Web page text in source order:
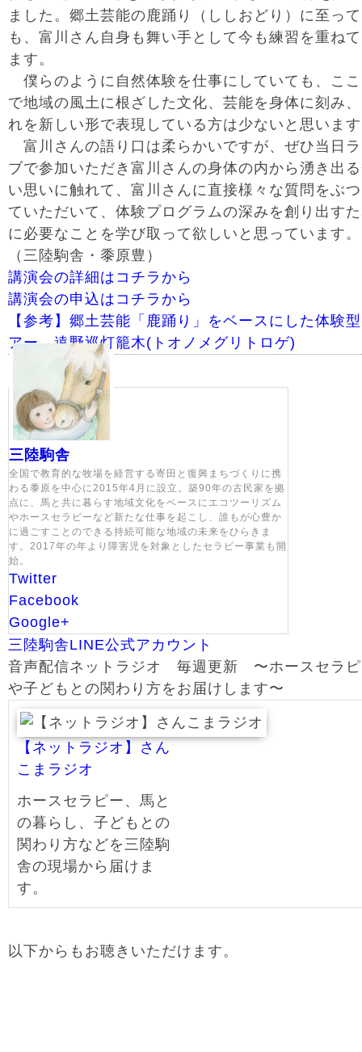
ました。郷土芸能の鹿踊り（ししおどり）に至って
も、富川さん自身も舞い手として今も練習を重ね
ます。
僕らのように自然体験を仕事にしていても、こ
で地域の風土に根ざした文化、芸能を身体に刻み
れを新しい形で表現している方は少ないと思いま
富川さんの語り口は柔らかいですが、ぜひ当日
ブで参加いただき富川さんの身体の内から湧き出
い思いに触れて、富川さんに直接様々な質問をぶ
ていただいて、体験プログラムの深みを創り出す
に必要なことを学び取って欲しいと思っています。
（三陸駒舎・黍原豊）
講演会の詳細はコチラから
講演会の申込はコチラから
【参考】郷土芸能「鹿踊り」をベースにした体験
アー 遠野巡灯籠木(トオノメグリトロゲ)
三陸駒舎
全国で教育的な牧場を経営する寄田と復興まちづくりに携
わる黍原を中心に2015年4月に設立。築90年の古民家を拠
点に、馬と共に暮らす地域文化をベースにエコツーリズム
やホースセラピーなど新たな仕事を起こし、誰もが心豊か
に過ごすことのできる持続可能な地域の未来をひらきま
す。2017年の年より障害児を対象としたセラピー事業も開
始。
Twitter
Facebook
Google+
三陸駒舎LINE公式アカウント
音声配信ネットラジオ 毎週更新 〜ホースセラ
や子どもとの関わり方をお届けします〜
【ネットラジオ】さん
こまラジオ
ホースセラピー、馬と
の暮らし、子どもとの
関わり方などを三陸駒
舎の現場から届けま
す。
以下からもお聴きいただけます。